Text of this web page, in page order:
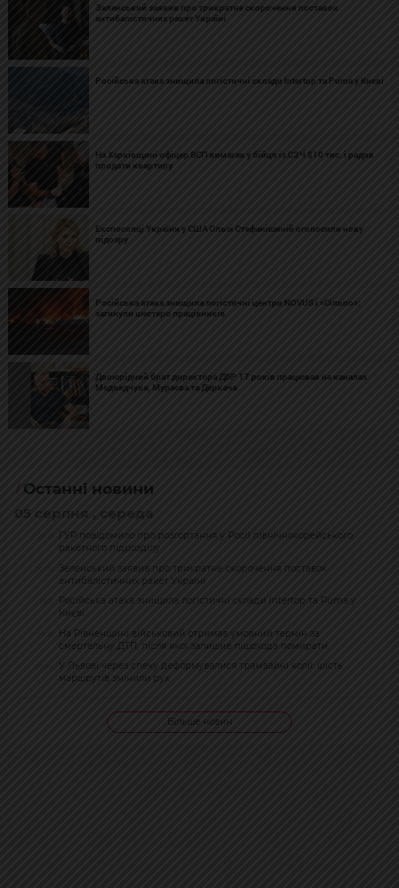
Зеленський заявив про трикратне скорочення поставок
антибалістичних ракет Україні
Російська атака знищила логістичні склади Intertop та Puma у Києві
На Харківщині офіцер ВСП вимагав у бійця із СЗЧ $10 тис. і радив
продати квартиру
Експосолці України у США Ользі Стефанішиній оголосили нову
підозру
Російська атака знищила логістичні центри NOVUS і «Сільпо»:
загинули шестеро працівників
Двоюрідний брат директора ДБР 17 років працював на каналах
Медведчука, Мураєва та Деркача
Останні новини
05 серпня , середа
ГУР повідомило про розгортання у Росії північнокорейського
ракетного підрозділу
Зеленський заявив про трикратне скорочення поставок
антибалістичних ракет Україні
Російська атака знищила логістичні склади Intertop та Puma у
Києві
На Рівненщині військовий отримав умовний термін за
смертельну ДТП, після якої залишив пішохода помирати
У Львові через спеку деформувалися трамвайні колії: шість
маршрутів змінили рух
Більше новин